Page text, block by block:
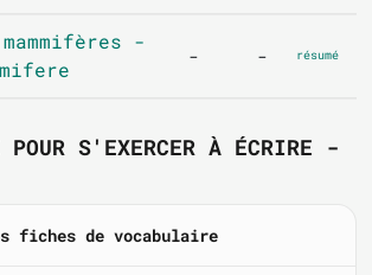
-
- - résumé
POUR S'EXERCER À ÉCRIRE -
fiches de vocabulaire